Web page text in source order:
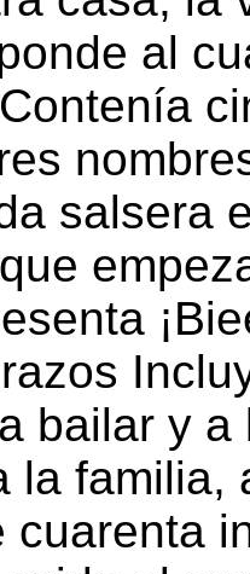
al
salsera
bailar y
la familia,
cuarenta